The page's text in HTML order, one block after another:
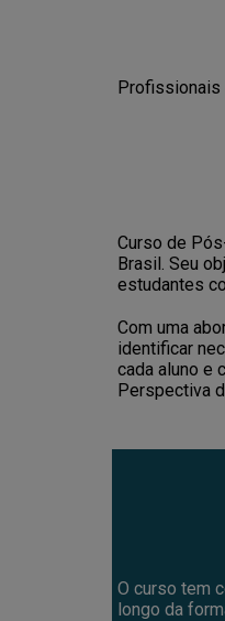
Profissionais
Curso de
Brasil. Seu
estudantes
Com uma
identificar
cada aluno e
Perspectiva
O curso tem
longo da